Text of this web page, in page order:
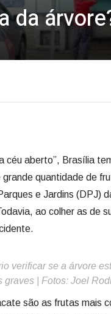
da
céu aberto”, Brasília
quantidade de
e Jardins (DPJ)
ao colher as de
verificar se a árvore
| Fotos: Joel
são as frutas mais